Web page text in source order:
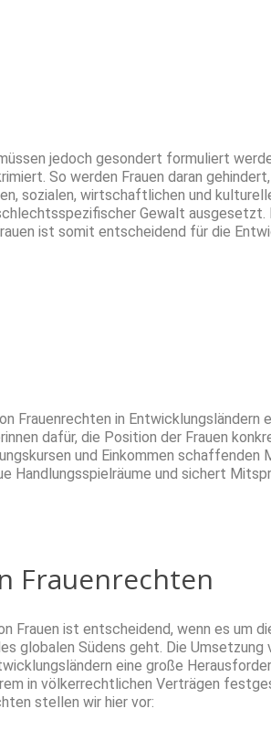
jedoch gesondert formuliert
So werden Frauen daran
sozialen, wirtschaftlichen und
Gewalt ausgesetzt.
ist somit entscheidend für die
Frauenrechten in Entwicklungsländern
dafür, die Position der Frauen
und Einkommen schaffenden
Handlungsspielräume und sichert
Frauenrechten
Frauen ist entscheidend, wenn es um
globalen Südens geht. Die Umsetzung
eine große
in völkerrechtlichen Verträgen
stellen wir hier vor: